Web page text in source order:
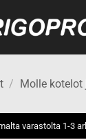
/ Molle kotelot
varastolta 1-3